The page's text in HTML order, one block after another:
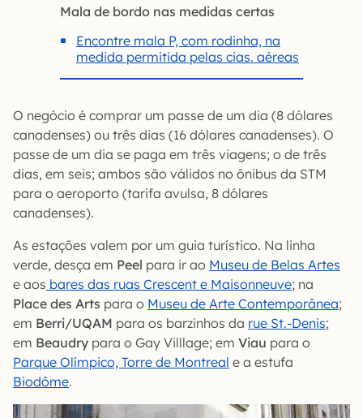
Mala de bordo nas medidas certas
Encontre mala P, com rodinha, na
medida permitida pelas cias. aéreas
O negócio é comprar um passe de um dia (8 dólares
canadenses) ou três dias (16 dólares canadenses). O
passe de um dia se paga em três viagens; o de três
dias, em seis; ambos são válidos no ônibus da STM
para o aeroporto (tarifa avulsa, 8 dólares
canadenses).
As estações valem por um guia turístico. Na linha
verde, desça em Peel para ir ao Museu de Belas Artes
e aos bares das ruas Crescent e Maisonneuve; na
Place des Arts para o Museu de Arte Contemporânea;
em Berri/UQAM para os barzinhos da rue St.-Denis;
em Beaudry para o Gay Villlage; em Viau para o
Parque Olímpico, Torre de Montreal e a estufa
Biodôme.